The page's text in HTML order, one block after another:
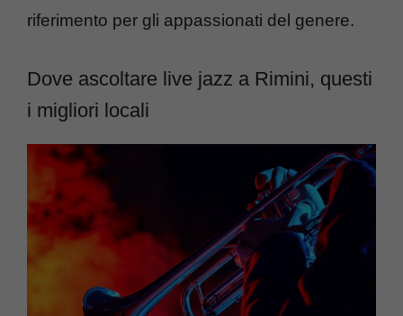
riferimento per gli appassionati del genere.
Dove ascoltare live jazz a Rimini, questi
i migliori locali